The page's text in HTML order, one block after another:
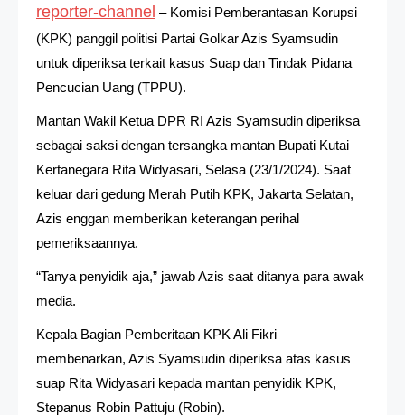
reporter-channel – Komisi Pemberantasan Korupsi
(KPK) panggil politisi Partai Golkar Azis Syamsudin
untuk diperiksa terkait kasus Suap dan Tindak Pidana
Pencucian Uang (TPPU).
Mantan Wakil Ketua DPR RI Azis Syamsudin diperiksa
sebagai saksi dengan tersangka mantan Bupati Kutai
Kertanegara Rita Widyasari, Selasa (23/1/2024). Saat
keluar dari gedung Merah Putih KPK, Jakarta Selatan,
Azis enggan memberikan keterangan perihal
pemeriksaannya.
“Tanya penyidik aja,” jawab Azis saat ditanya para awak
media.
Kepala Bagian Pemberitaan KPK Ali Fikri
membenarkan, Azis Syamsudin diperiksa atas kasus
suap Rita Widyasari kepada mantan penyidik KPK,
Stepanus Robin Pattuju (Robin).